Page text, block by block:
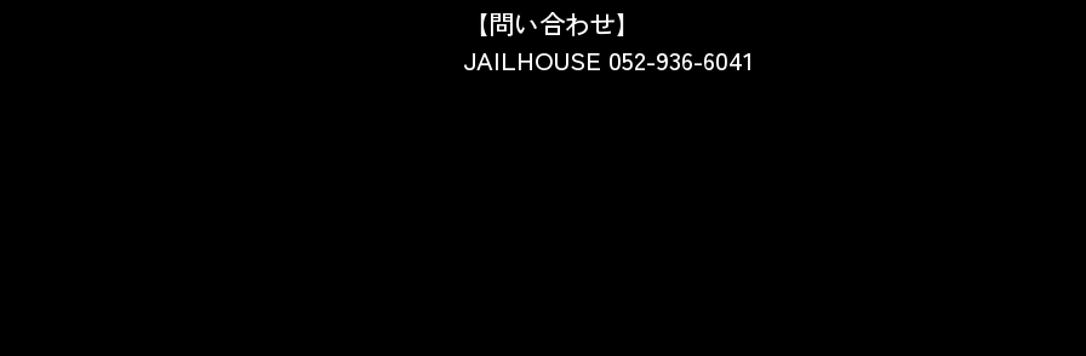
【問い合わせ】
JAILHOUSE 052-936-6041